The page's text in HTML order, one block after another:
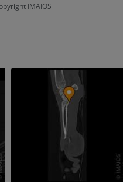
IMAIOS
Camundongo - Corpo inteiro